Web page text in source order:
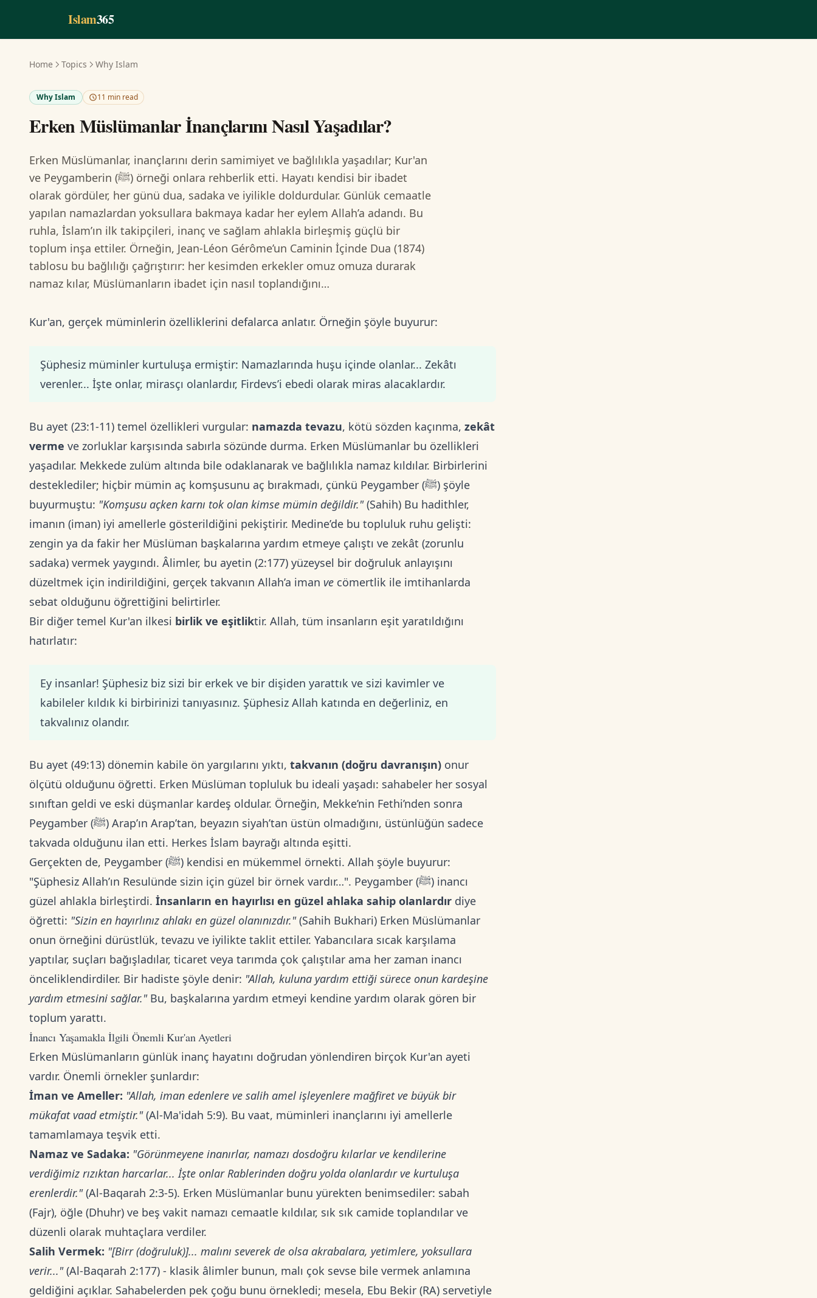
Islam365
Home Topics Why Islam
Why Islam 11 min read
Erken Müslümanlar İnançlarını Nasıl Yaşadılar?
Erken Müslümanlar, inançlarını derin samimiyet ve bağlılıkla yaşadılar; Kur'an
ve Peygamberin (ﷺ) örneği onlara rehberlik etti. Hayatı kendisi bir ibadet
olarak gördüler, her günü dua, sadaka ve iyilikle doldurdular. Günlük cemaatle
yapılan namazlardan yoksullara bakmaya kadar her eylem Allah’a adandı. Bu
ruhla, İslam’ın ilk takipçileri, inanç ve sağlam ahlakla birleşmiş güçlü bir
toplum inşa ettiler. Örneğin, Jean-Léon Gérôme’un Caminin İçinde Dua (1874)
tablosu bu bağlılığı çağrıştırır: her kesimden erkekler omuz omuza durarak
namaz kılar, Müslümanların ibadet için nasıl toplandığını…
Kur'an, gerçek müminlerin özelliklerini defalarca anlatır. Örneğin şöyle buyurur:
Şüphesiz müminler kurtuluşa ermiştir: Namazlarında huşu içinde olanlar... Zekâtı
verenler... İşte onlar, mirasçı olanlardır, Firdevs’i ebedi olarak miras alacaklardır.
Bu ayet (23:1-11) temel özellikleri vurgular: namazda tevazu, kötü sözden kaçınma, zekât
verme ve zorluklar karşısında sabırla sözünde durma. Erken Müslümanlar bu özellikleri
yaşadılar. Mekkede zulüm altında bile odaklanarak ve bağlılıkla namaz kıldılar. Birbirlerini
desteklediler; hiçbir mümin aç komşusunu aç bırakmadı, çünkü Peygamber (ﷺ) şöyle
buyurmuştu: "Komşusu açken karnı tok olan kimse mümin değildir."(Sahih) Bu hadithler,
imanın (iman) iyi amellerle gösterildiğini pekiştirir. Medine’de bu topluluk ruhu gelişti:
zengin ya da fakir her Müslüman başkalarına yardım etmeye çalıştı ve zekât (zorunlu
sadaka) vermek yaygındı. Âlimler, bu ayetin (2:177) yüzeysel bir doğruluk anlayışını
düzeltmek için indirildiğini, gerçek takvanın Allah’a iman ve cömertlik ile imtihanlarda
sebat olduğunu öğrettiğini belirtirler.
Bir diğer temel Kur'an ilkesi birlik ve eşitliktir. Allah, tüm insanların eşit yaratıldığını
hatırlatır:
Ey insanlar! Şüphesiz biz sizi bir erkek ve bir dişiden yarattık ve sizi kavimler ve
kabileler kıldık ki birbirinizi tanıyasınız. Şüphesiz Allah katında en değerliniz, en
takvalınız olandır.
Bu ayet (49:13) dönemin kabile ön yargılarını yıktı, takvanın (doğru davranışın) onur
ölçütü olduğunu öğretti. Erken Müslüman topluluk bu ideali yaşadı: sahabeler her sosyal
sınıftan geldi ve eski düşmanlar kardeş oldular. Örneğin, Mekke’nin Fethi’nden sonra
Peygamber (ﷺ) Arap’ın Arap’tan, beyazın siyah’tan üstün olmadığını, üstünlüğün sadece
takvada olduğunu ilan etti. Herkes İslam bayrağı altında eşitti.
Gerçekten de, Peygamber (ﷺ) kendisi en mükemmel örnekti. Allah şöyle buyurur:
"Şüphesiz Allah’ın Resulünde sizin için güzel bir örnek vardır…". Peygamber (ﷺ) inancı
güzel ahlakla birleştirdi. İnsanların en hayırlısı en güzel ahlaka sahip olanlardır diye
öğretti: "Sizin en hayırlınız ahlakı en güzel olanınızdır."(Sahih Bukhari) Erken Müslümanlar
onun örneğini dürüstlük, tevazu ve iyilikte taklit ettiler. Yabancılara sıcak karşılama
yaptılar, suçları bağışladılar, ticaret veya tarımda çok çalıştılar ama her zaman inancı
önceliklendirdiler. Bir hadiste şöyle denir: "Allah, kuluna yardım ettiği sürece onun kardeşine
yardım etmesini sağlar."Bu, başkalarına yardım etmeyi kendine yardım olarak gören bir
toplum yarattı.
İnancı Yaşamakla İlgili Önemli Kur'an Ayetleri
Erken Müslümanların günlük inanç hayatını doğrudan yönlendiren birçok Kur'an ayeti
vardır. Önemli örnekler şunlardır:
İman ve Ameller: "Allah, iman edenlere ve salih amel işleyenlere mağfiret ve büyük bir
mükafat vaad etmiştir."(Al-Ma'idah 5:9). Bu vaat, müminleri inançlarını iyi amellerle
tamamlamaya teşvik etti.
Namaz ve Sadaka: "Görünmeyene inanırlar, namazı dosdoğru kılarlar ve kendilerine
verdiğimiz rızıktan harcarlar... İşte onlar Rablerinden doğru yolda olanlardır ve kurtuluşa
erenlerdir."(Al-Baqarah 2:3-5). Erken Müslümanlar bunu yürekten benimsediler: sabah
(Fajr), öğle (Dhuhr) ve beş vakit namazı cemaatle kıldılar, sık sık camide toplandılar ve
düzenli olarak muhtaçlara verdiler.
Salih Vermek: "[Birr (doğruluk)]... malını severek de olsa akrabalara, yetimlere, yoksullara
verir..."(Al-Baqarah 2:177) - klasik âlimler bunun, malı çok sevse bile vermek anlamına
geldiğini açıklar. Sahabelerden pek çoğu bunu örnekledi; mesela, Ebu Bekir (RA) servetiyle